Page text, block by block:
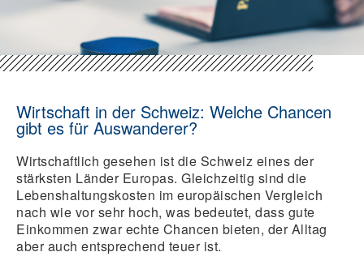
Wirtschaft in der Schweiz: Welche Chancen
gibt es für Auswanderer?
Wirtschaftlich gesehen ist die Schweiz eines der
stärksten Länder Europas. Gleichzeitig sind die
Lebenshaltungskosten im europäischen Vergleich
nach wie vor sehr hoch, was bedeutet, dass gute
Einkommen zwar echte Chancen bieten, der Alltag
aber auch entsprechend teuer ist.